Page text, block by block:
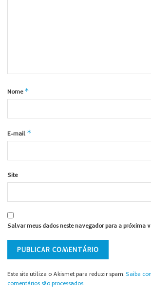
Nome *
E-mail *
Site
Salvar meus dados neste navegador para a próxima
Este site utiliza o Akismet para reduzir spam. Saiba
comentários são processados